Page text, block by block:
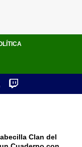
Clan del